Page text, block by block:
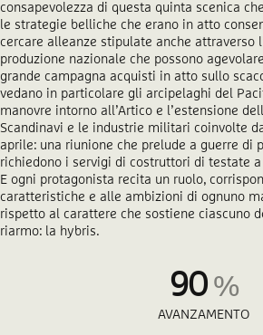
consapevolezza di questa quinta scenica
le strategie belliche che erano in atto
cercare alleanze stipulate anche attraverso
produzione nazionale che possono
grande campagna acquisti in atto sullo
vedano in particolare gli arcipelaghi del
manovre intorno all’Artico e l’estensione
Scandinavi e le industrie militari coinvolte
aprile: una riunione che prelude a guerre di
richiedono i servigi di costruttori di testate
E ogni protagonista recita un ruolo,
caratteristiche e alle ambizioni di ognuno
rispetto al carattere che sostiene ciascuno
riarmo: la hybris.
90%
AVANZAMENTO